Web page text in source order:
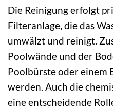
Die Reinigung erfolgt
Filteranlage, die das
umwälzt und reinigt.
Poolwände und der
Poolbürste oder einem
werden. Auch die
eine entscheidende